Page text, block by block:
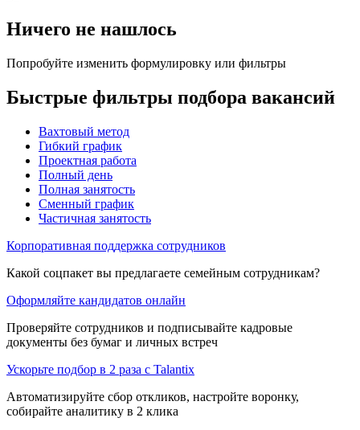
Ничего не нашлось
Попробуйте изменить формулировку или фильтры
Быстрые фильтры подбора вакансий
Вахтовый метод
Гибкий график
Проектная работа
Полный день
Полная занятость
Сменный график
Частичная занятость
Корпоративная поддержка сотрудников
Какой соцпакет вы предлагаете семейным сотрудникам?
Оформляйте кандидатов онлайн
Проверяйте сотрудников и подписывайте кадровые
документы без бумаг и личных встреч
Ускорьте подбор в 2 раза с Talantix
Автоматизируйте сбор откликов, настройте воронку,
собирайте аналитику в 2 клика